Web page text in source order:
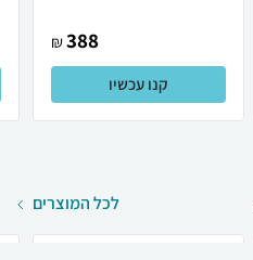
388
₪
קנו עכשיו
לכל המוצרים